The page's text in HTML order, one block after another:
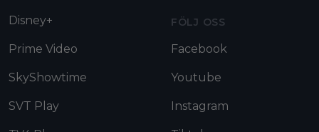
Disney+
Prime Video
SkyShowtime
SVT Play
FÖLJ OSS
Facebook
Youtube
Instagram